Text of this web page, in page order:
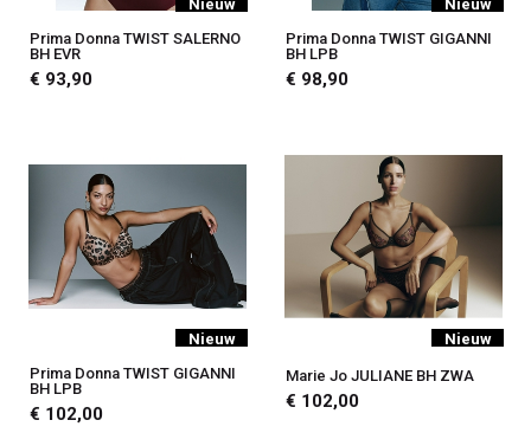
Nieuw
Prima Donna TWIST SALERNO
BH EVR
€ 93,90
Nieuw
Prima Donna TWIST GIGANNI
BH LPB
€ 98,90
Nieuw
Prima Donna TWIST GIGANNI
BH LPB
€ 102,00
Nieuw
Marie Jo JULIANE BH ZWA
€ 102,00